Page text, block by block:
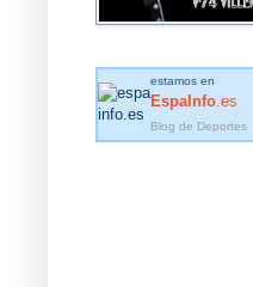
estamos en
EspaInfo .es
Blog de Deportes